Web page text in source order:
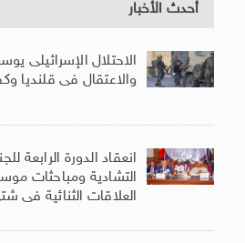
أحدث الأخبار
الاحتلال الإسرائيلى
والاعتقال فى قلنديا
انعقاد الدورة الرابعة
التشادية ومباحثات
العلاقات الثنائية فى